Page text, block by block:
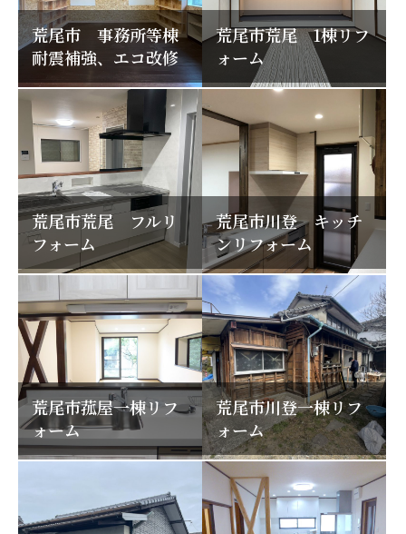
荒尾市 事務所等棟
耐震補強、エコ改修
荒尾市荒尾 1棟リフ
ォーム
荒尾市荒尾 フルリ
フォーム
荒尾市川登 キッチ
ンリフォーム
荒尾市菰屋一棟リフ
ォーム
荒尾市川登一棟リフ
ォーム